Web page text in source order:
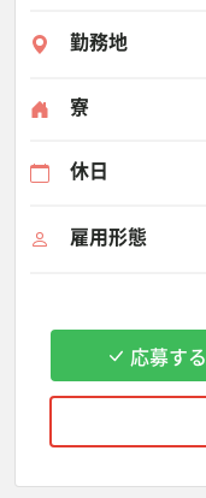
勤務地
寮
休日
雇用形態
応募する